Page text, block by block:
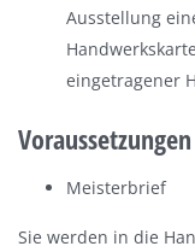
Ausstellung
eingetragener
Voraussetzungen
Meisterbrief
Sie werden in die